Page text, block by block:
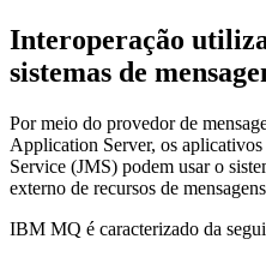
Interoperação
sistemas de
Por meio do provedor de
Application Server, os
Service (JMS) podem usar o
externo de recursos de
IBM MQ é caracterizado da